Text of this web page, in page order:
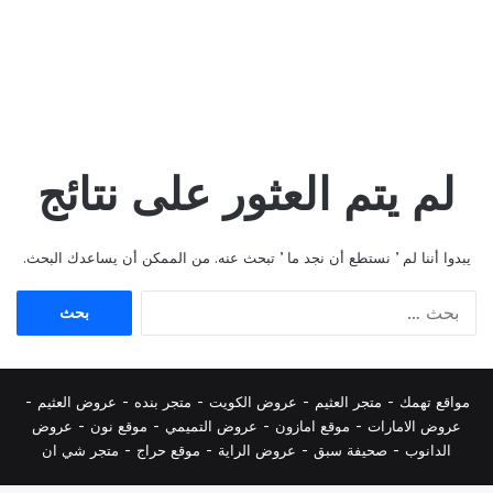
لم يتم العثور على نتائج
يبدوا أننا لم ’ نستطع أن نجد ما ’ تبحث عنه. من الممكن أن يساعدك البحث.
مواقع تهمك - متجر العثيم - عروض الكويت - متجر بنده - عروض العثيم -
عروض الامارات - موقع امازون - عروض التميمي - موقع نون - عروض
الدانوب - صحيفة سبق - عروض الراية - موقع حراج - متجر شي ان